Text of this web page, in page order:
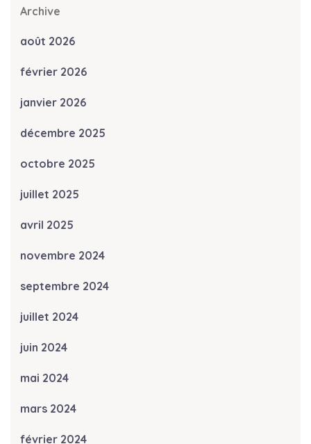
Archive
août 2026
février 2026
janvier 2026
décembre 2025
octobre 2025
juillet 2025
avril 2025
novembre 2024
septembre 2024
juillet 2024
juin 2024
mai 2024
mars 2024
février 2024